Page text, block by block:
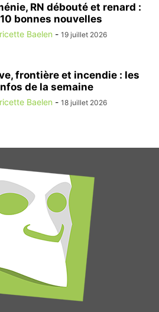
RN débouté et renard :
bonnes nouvelles
Baelen - 19 juillet 2026
frontière et incendie : les
de la semaine
Baelen - 18 juillet 2026